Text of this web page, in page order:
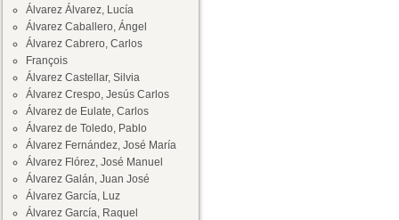
Álvarez Álvarez, Lucía
Álvarez Caballero, Ángel
Álvarez Cabrero, Carlos
François
Álvarez Castellar, Silvia
Álvarez Crespo, Jesús Carlos
Álvarez de Eulate, Carlos
Álvarez de Toledo, Pablo
Álvarez Fernández, José María
Álvarez Flórez, José Manuel
Álvarez Galán, Juan José
Álvarez García, Luz
Álvarez García, Raquel